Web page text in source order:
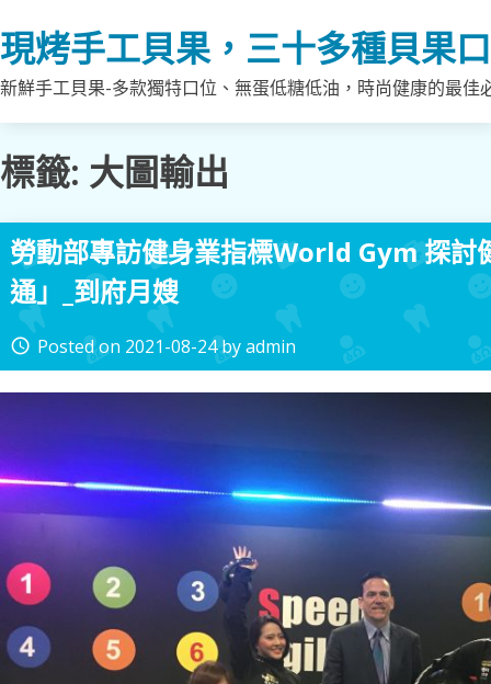
to
content
現烤手工貝果，三十多種貝果
新鮮手工貝果-多款獨特口位、無蛋低糖低油，時尚健康的最
標籤: 大圖輸出
勞動部專訪健身業指標World Gym 探討
通」_到府月嫂
access_time Posted on 2021-08-24byadmin